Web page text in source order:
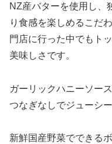
NZ産バターを使用し、
り食感を楽しめるこだ
門店に行った中でもト
美味しさです。
ガーリックハニーソー
つなぎなしでジューシ
新鮮国産野菜でできる